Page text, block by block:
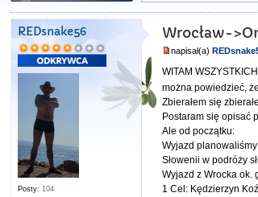
REDsnake56
Posty: 104
Wrocław-
napisał(a)
WITAM
można powiedzieć,
Zbierałem się
Postaram się opisać
Ale od początku:
Wyjazd
Słowenii w podróży
Wyjazd z Wrocka ok.
1 Cel: Kędzierzyn